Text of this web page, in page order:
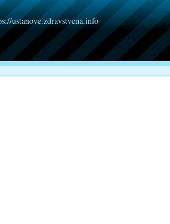
ustanove.zdravstvena.info